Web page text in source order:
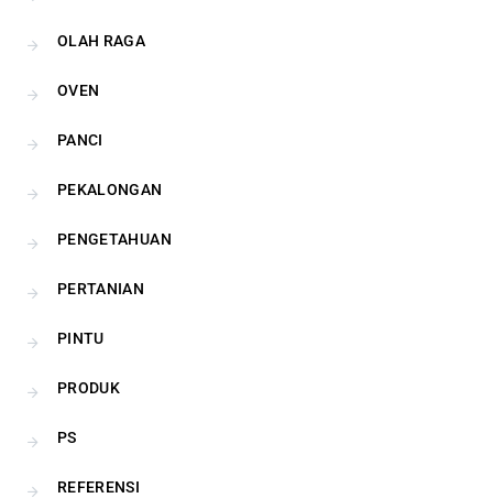
OLAH RAGA
OVEN
PANCI
PEKALONGAN
PENGETAHUAN
PERTANIAN
PINTU
PRODUK
PS
REFERENSI